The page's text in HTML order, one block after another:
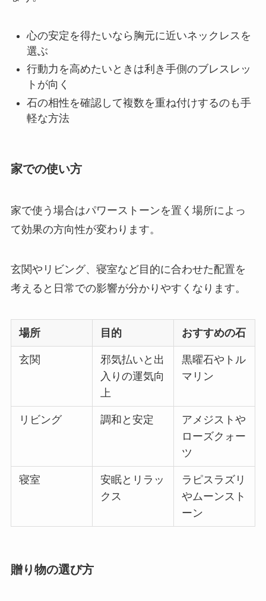
心の安定を得たいなら胸元に近いネックレスを
選ぶ
行動力を高めたいときは利き手側のブレスレッ
トが向く
石の相性を確認して複数を重ね付けするのも手
軽な方法
家での使い方
家で使う場合はパワーストーンを置く場所によっ
て効果の方向性が変わります。
玄関やリビング、寝室など目的に合わせた配置を
考えると日常での影響が分かりやすくなります。
場所 目的 おすすめの石
玄関
邪気払いと出
入りの運気向
上
黒曜石やトル
マリン
リビング 調和と安定
アメジストや
ローズクォー
ツ
寝室
安眠とリラッ
クス
ラピスラズリ
やムーンスト
ーン
贈り物の選び方